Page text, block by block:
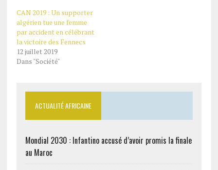
CAN 2019 : Un supporter
algérien tue une femme
par accident en célébrant
la victoire des Fennecs
12 juillet 2019
Dans "Société"
ACTUALITÉ AFRICAINE
Mondial 2030 : Infantino accusé d’avoir promis la finale
au Maroc